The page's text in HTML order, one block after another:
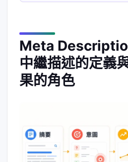
Meta
中繼描述的定義
果的角色